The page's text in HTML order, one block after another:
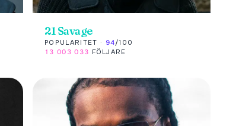
21 Savage
POPULARITET · 94/100
13 003 033 FÖLJARE